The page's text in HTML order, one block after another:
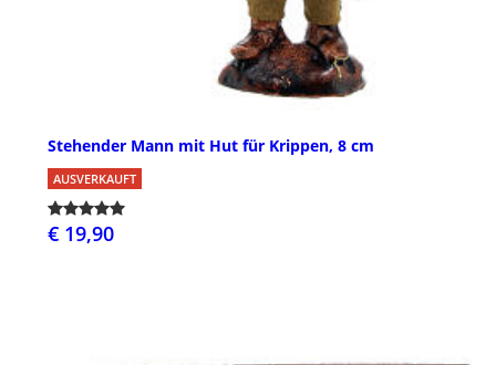
Stehender Mann mit Hut für Krippen, 8 cm
AUSVERKAUFT
€ 19,90